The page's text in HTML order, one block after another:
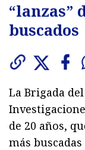
“lanzas”
buscados
La Brigada
de 20 años,
más